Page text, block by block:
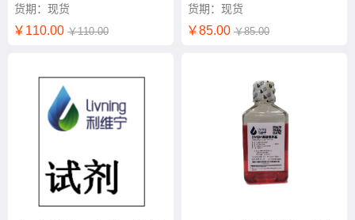
货期：现货
￥110.00 ￥110.00
货期：现货
￥85.00 ￥85.00